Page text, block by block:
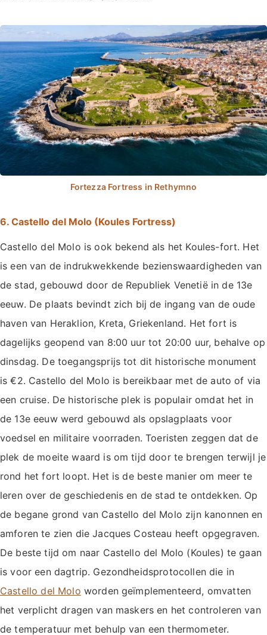
6. Castello del Molo (Koules Fortress)
Castello del Molo is ook bekend als het Koules-fort. Het
is een van de indrukwekkende bezienswaardigheden van
de stad, gebouwd door de Republiek Venetië in de 13e
eeuw. De plaats bevindt zich bij de ingang van de oude
haven van Heraklion, Kreta, Griekenland. Het fort is
dagelijks geopend van 8:00 uur tot 20:00 uur, behalve op
dinsdag. De toegangsprijs tot dit historische monument
is €2. Castello del Molo is bereikbaar met de auto of via
een cruise. De historische plek is populair omdat het in
de 13e eeuw werd gebouwd als opslagplaats voor
voedsel en militaire voorraden. Toeristen zeggen dat de
plek de moeite waard is om tijd door te brengen terwijl je
rond het fort loopt. Het is de beste manier om meer te
leren over de geschiedenis en de stad te ontdekken. Op
de begane grond van Castello del Molo zijn kanonnen en
amforen te zien die Jacques Costeau heeft opgegraven.
De beste tijd om naar Castello del Molo (Koules) te gaan
is voor een dagtrip. Gezondheidsprotocollen die in
Castello del Molo worden geïmplementeerd, omvatten
het verplicht dragen van maskers en het controleren van
de temperatuur met behulp van een thermometer.